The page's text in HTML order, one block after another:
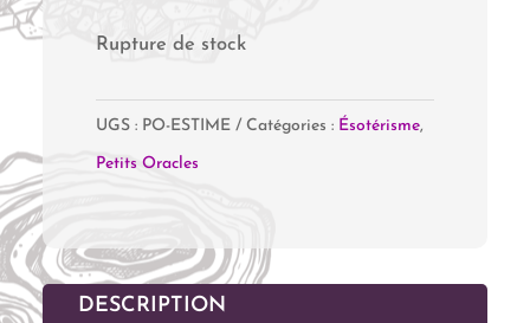
Rupture de stock
UGS : PO-ESTIME Catégories : Ésotérisme,
Petits Oracles
DESCRIPTION